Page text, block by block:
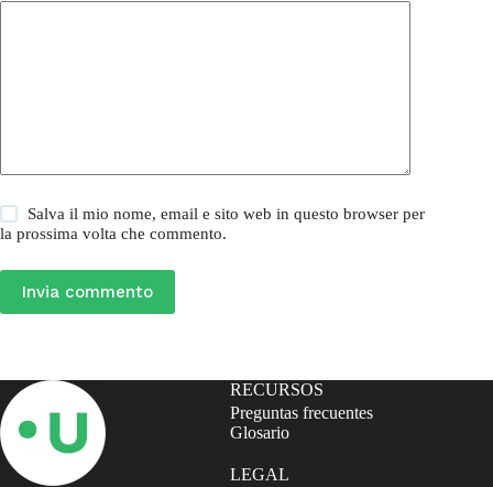
Salva il mio nome, email e sito web in questo browser per
la prossima volta che commento.
Invia commento
RECURSOS
Preguntas frecuentes
Glosario
LEGAL